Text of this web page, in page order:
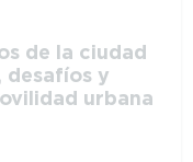
de la ciudad
desafíos y
urbana